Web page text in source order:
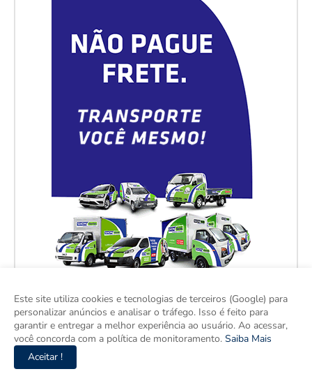
Este site utiliza cookies e tecnologias de terceiros (Google) para
personalizar anúncios e analisar o tráfego. Isso é feito para
garantir e entregar a melhor experiência ao usuário. Ao acessar,
você concorda com a política de monitoramento. Saiba Mais
Aceitar !